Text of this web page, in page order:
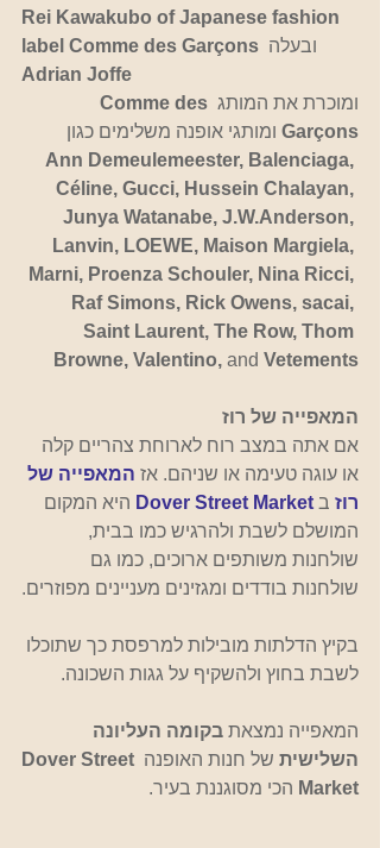
Rei Kawakubo of Japanese fashion
label Comme des Garçons
Adrian Joffe
ומוכרת את המותג Comme des
Garçons ומותגי אופנה משלימים כגון
Ann Demeulemeester, Balenciaga,
Céline, Gucci, Hussein Chalayan,
Junya Watanabe, J.W.Anderson,
Lanvin, LOEWE, Maison Margiela,
Marni, Proenza Schouler, Nina Ricci,
Raf Simons, Rick Owens, sacai,
Saint Laurent, The Row, Thom
Browne, Valentino, and Vetements
המאפייה של רוז
אם אתה במצב רוח לארוחת צהריים קלה
או עוגה טעימה או שניהם. אז המאפייה של
רוז ב Dover Street Market היא המקום
המושלם לשבת ולהרגיש כמו בבית,
שולחנות משותפים ארוכים, כמו גם
שולחנות בודדים ומגזינים מעניינים מפוזרים.
בקיץ הדלתות מובילות למרפסת כך שתוכלו
לשבת בחוץ ולהשקיף על גגות השכונה.
המאפייה נמצאת בקומה העליונה
השלישית של חנות האופנה Dover Street
Market הכי מסוגננת בעיר.